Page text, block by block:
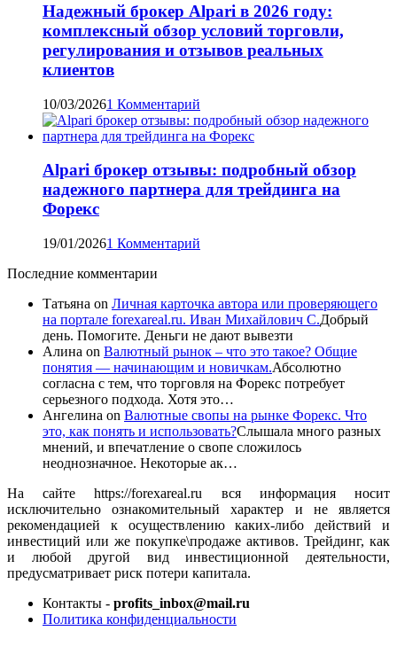
Надежный брокер Alpari в 2026 году:
комплексный обзор условий торговли,
регулирования и отзывов реальных
клиентов
10/03/20261 Комментарий
Alpari брокер отзывы: подробный обзор
надежного партнера для трейдинга на
Форекс
19/01/20261 Комментарий
Последние комментарии
Татьяна on Личная карточка автора или проверяющего
на портале forexareal.ru. Иван Михайлович С.Добрый
день. Помогите. Деньги не дают вывезти
Алина on Валютный рынок – что это такое? Общие
понятия — начинающим и новичкам.Абсолютно
согласна с тем, что торговля на Форекс потребует
серьезного подхода. Хотя это…
Ангелина on Валютные свопы на рынке Форекс. Что
это, как понять и использовать?Слышала много разных
мнений, и впечатление о свопе сложилось
неоднозначное. Некоторые ак…
На сайте https://forexareal.ru вся информация носит
исключительно ознакомительный характер и не является
рекомендацией к осуществлению каких-либо действий и
инвестиций или же покупке\продаже активов. Трейдинг, как
и любой другой вид инвестиционной деятельности,
предусматривает риск потери капитала.
Контакты - profits_inbox@mail.ru
Политика конфиденциальности